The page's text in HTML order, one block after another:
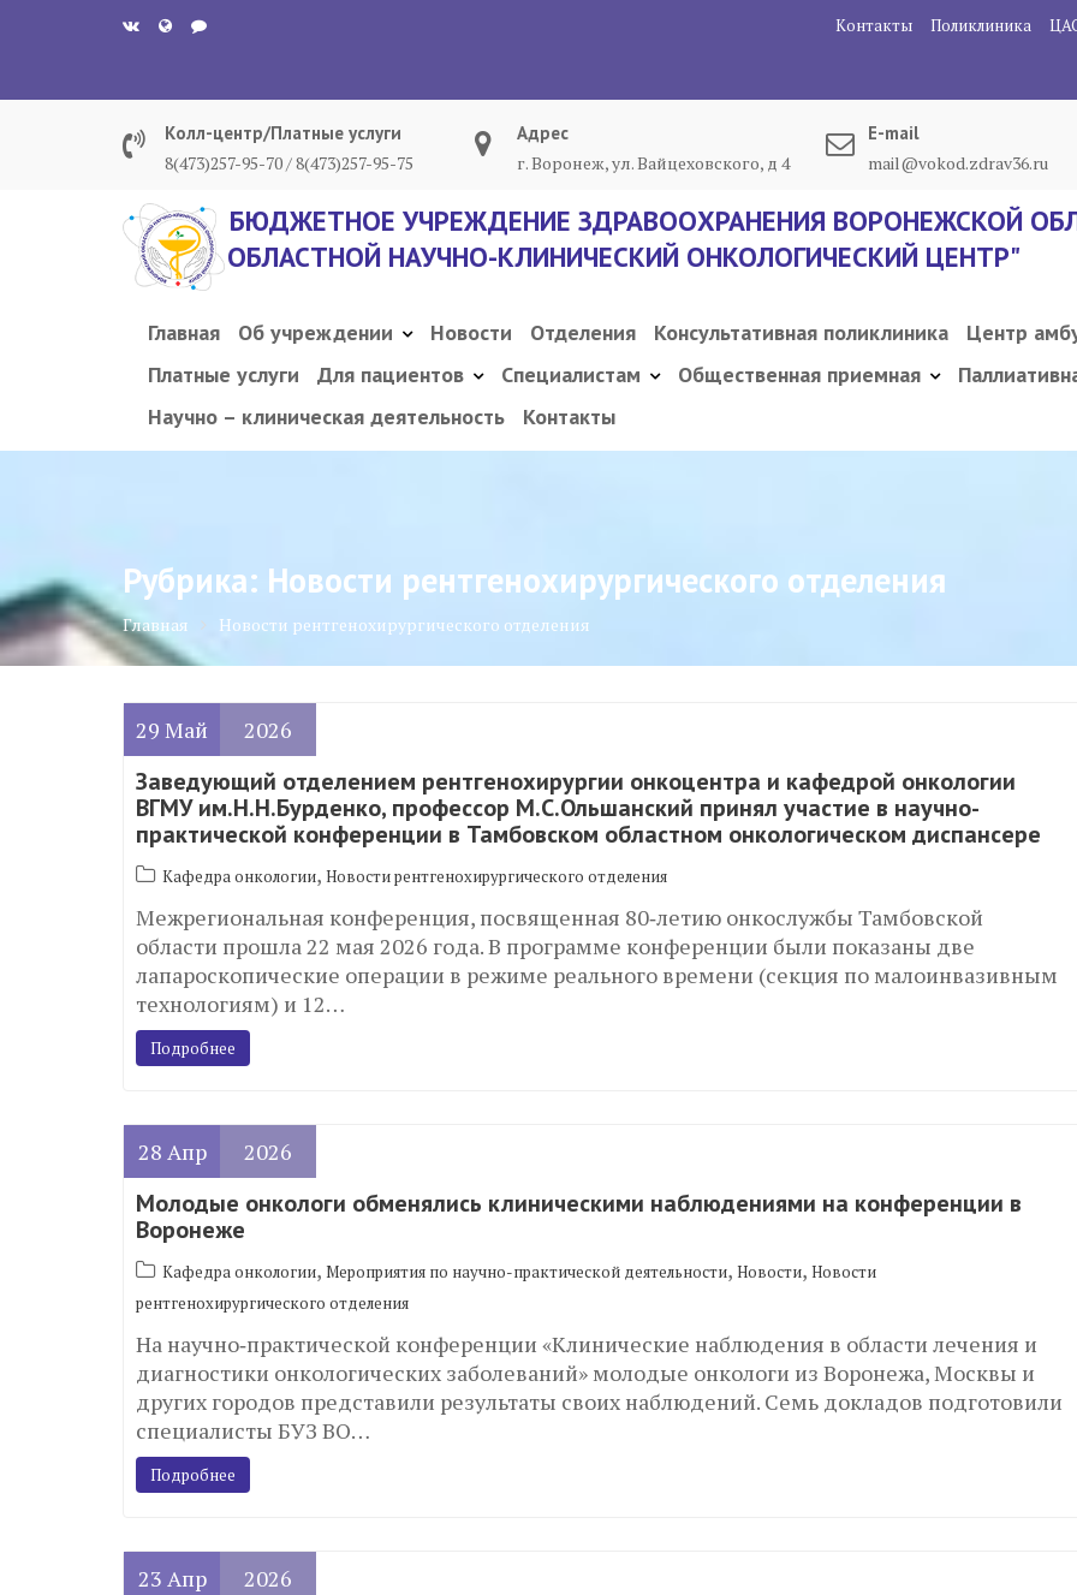
Контакты Поликлиника
Колл-центр/Платные услуги
8(473)257-95-70 / 8(473)257-95-75
Адрес
г. Воронеж, ул. Вайцеховского, д 4
E-mail
mail@vokod.zdrav36.ru
БЮДЖЕТНОЕ УЧРЕЖДЕНИЕ ЗДРАВООХРАНЕНИЯ ВОРОНЕЖСКОЙ
ОБЛАСТНОЙ НАУЧНО-КЛИНИЧЕСКИЙ ОНКОЛОГИЧЕСКИЙ ЦЕНТР"
Главная Об учреждении Новости Отделения Консультативная поликлиника
Центр
Платные услуги
Для пациентов Специалистам Общественная приемная
Научно – клиническая деятельность
Контакты
Рубрика: Новости рентгенохирургического отделения
Главная Новости рентгенохирургического отделения
29 Май 2026
Заведующий отделением рентгенохирургии онкоцентра и кафедрой онкологии
ВГМУ им.Н.Н.Бурденко, профессор М.С.Ольшанский принял участие в научно-
практической конференции в Тамбовском областном онкологическом диспансере
Кафедра онкологии, Новости рентгенохирургического отделения
Межрегиональная конференция, посвященная 80‑летию онкослужбы Тамбовской
области прошла 22 мая 2026 года. В программе конференции были показаны две
лапароскопические операции в режиме реального времени (секция по малоинвазивным
технологиям) и 12…
Подробнее
28 Апр 2026
Молодые онкологи обменялись клиническими наблюдениями на конференции в
Воронеже
Кафедра онкологии, Мероприятия по научно-практической деятельности, Новости, Новости
рентгенохирургического отделения
На научно‑практической конференции «Клинические наблюдения в области лечения и
диагностики онкологических заболеваний» молодые онкологи из Воронежа, Москвы и
других городов представили результаты своих наблюдений. Семь докладов подготовили
специалисты БУЗ ВО…
Подробнее
23 Апр 2026